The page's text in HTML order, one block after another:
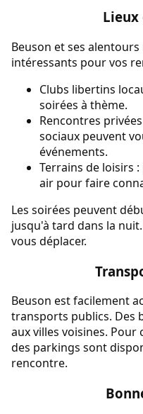
Lieux
Beuson et ses
intéressants pour vos
Clubs libertins
soirées à thème.
Rencontres
sociaux peuvent
événements.
Terrains de loisirs
air pour faire
Les soirées peuvent
jusqu'à tard dans la
vous déplacer.
Beuson est facilement
transports publics. Des
aux villes voisines.
des parkings sont
rencontre.